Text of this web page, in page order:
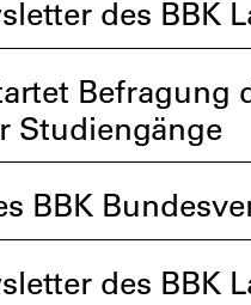
des BBK
Studiengänge
BBK
des BBK